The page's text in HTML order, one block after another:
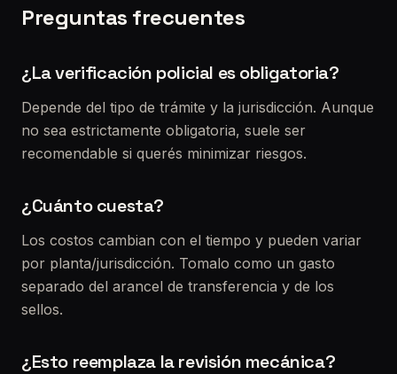
Preguntas frecuentes
¿La verificación policial es obligatoria?
Depende del tipo de trámite y la jurisdicción. Aunque
no sea estrictamente obligatoria, suele ser
recomendable si querés minimizar riesgos.
¿Cuánto cuesta?
Los costos cambian con el tiempo y pueden variar
por planta/jurisdicción. Tomalo como un gasto
separado del arancel de transferencia y de los
sellos.
¿Esto reemplaza la revisión mecánica?